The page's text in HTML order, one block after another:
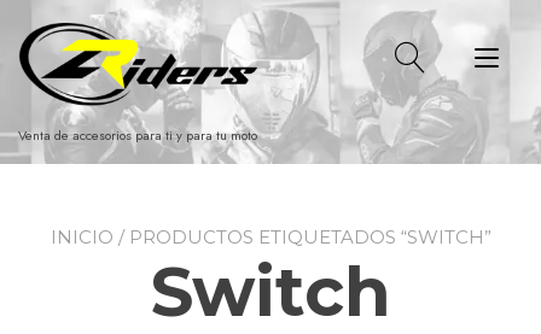
contenido
Venta de accesorios para ti y para tu moto
INICIO / PRODUCTOS ETIQUETADOS “SWITCH”
Switch